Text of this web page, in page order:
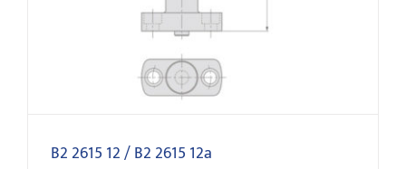
B2 2615 12 / B2 2615 12a